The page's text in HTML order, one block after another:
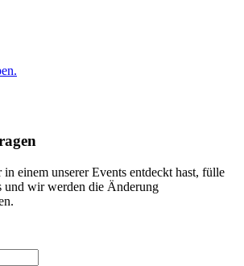
einem unserer Events entdeckt hast, fülle
und wir werden die Änderung